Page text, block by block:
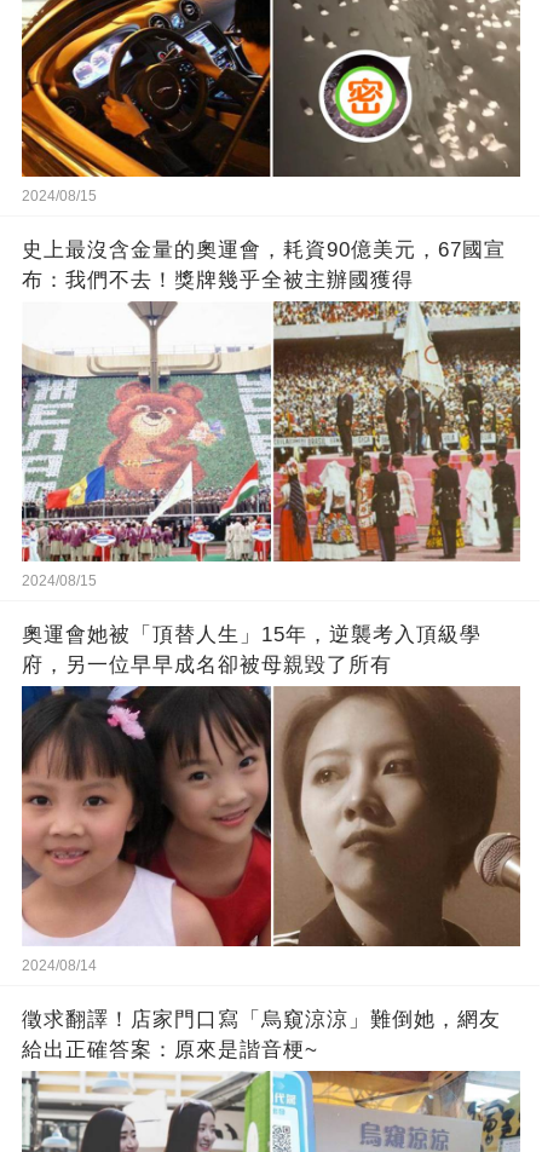
2024/08/15
史上最沒含金量的奧運會，耗資90億美元，67國宣
布：我們不去！獎牌幾乎全被主辦國獲得
2024/08/15
奧運會她被「頂替人生」15年，逆襲考入頂級學
府，另一位早早成名卻被母親毀了所有
2024/08/14
徵求翻譯！店家門口寫「烏窺涼涼」難倒她，網友
給出正確答案：原來是諧音梗~